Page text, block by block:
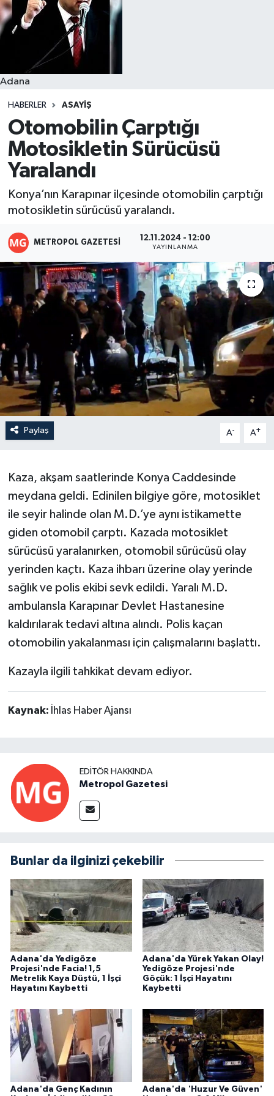
Adana
HABERLER ASAYIŞ
Otomobilin Çarptığı
Motosikletin Sürücüsü
Yaralandı
Konya’nın Karapınar ilçesinde otomobilin çarptığı
motosikletin sürücüsü yaralandı.
METROPOL GAZETESI 12.11.2024 - 12:00
YAYINLANMA
Paylaş A- A+
Kaza, akşam saatlerinde Konya Caddesinde
meydana geldi. Edinilen bilgiye göre, motosiklet
ile seyir halinde olan M.D.’ye aynı istikamette
giden otomobil çarptı. Kazada motosiklet
sürücüsü yaralanırken, otomobil sürücüsü olay
yerinden kaçtı. Kaza ihbarı üzerine olay yerinde
sağlık ve polis ekibi sevk edildi. Yaralı M.D.
ambulansla Karapınar Devlet Hastanesine
kaldırılarak tedavi altına alındı. Polis kaçan
otomobilin yakalanması için çalışmalarını başlattı.
Kazayla ilgili tahkikat devam ediyor.
Kaynak: İhlas Haber Ajansı
EDITÖR HAKKINDA
Metropol Gazetesi
Bunlar da ilginizi çekebilir
Adana'da Yedigöze
Projesi'nde Facia! 1,5
Metrelik Kaya Düştü, 1 İşçi
Hayatını Kaybetti
Adana'da Yürek Yakan Olay!
Yedigöze Projesi'nde
Göçük: 1 İşçi Hayatını
Kaybetti
Adana'da Genç Kadının
Adana'da 'Huzur Ve Güven'
Resmi İlanlar